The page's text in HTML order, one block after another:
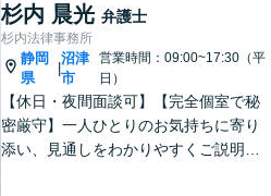
杉内 晨光 弁護士
杉内法律事務所
静岡
県
|
沼津
市
営業時間：09:00~17:30（平
日）
【休日・夜間面談可】【完全個室で秘
密厳守】一人ひとりのお気持ちに寄り
添い、見通しをわかりやすくご説明。